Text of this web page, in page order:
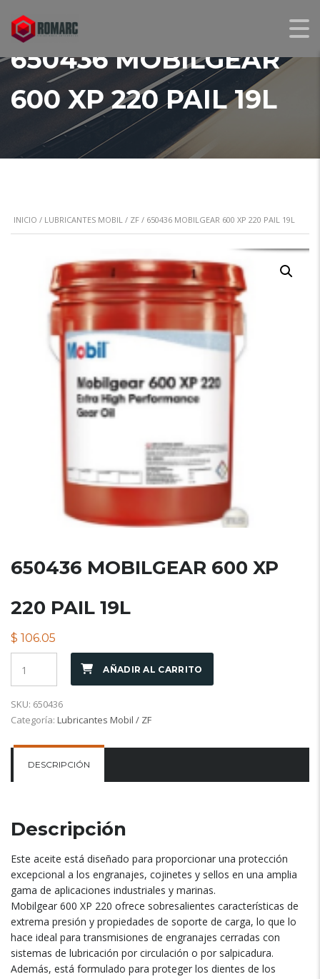
650436 MOBILGEAR
600 XP 220 PAIL 19L
INICIO / LUBRICANTES MOBIL / ZF / 650436 MOBILGEAR 600 XP 220 PAIL 19L
650436 MOBILGEAR 600 XP
220 PAIL 19L
$ 106.05
AÑADIR AL CARRITO
SKU: 650436
Categoría: Lubricantes Mobil / ZF
DESCRIPCIÓN
Descripción
Este aceite está diseñado para proporcionar una protección
excepcional a los engranajes, cojinetes y sellos en una amplia
gama de aplicaciones industriales y marinas.
Mobilgear 600 XP 220 ofrece sobresalientes características de
extrema presión y propiedades de soporte de carga, lo que lo
hace ideal para transmisiones de engranajes cerradas con
sistemas de lubricación por circulación o por salpicadura.
Además, está formulado para proteger los dientes de los